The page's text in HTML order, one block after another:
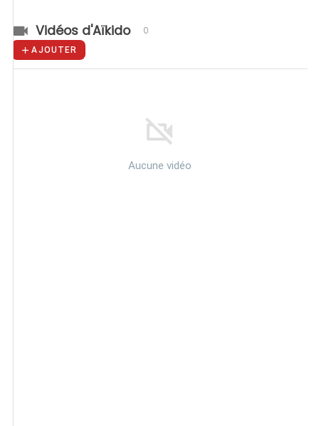
Vidéos d'Aïkido 0
AJOUTER
Aucune vidéo